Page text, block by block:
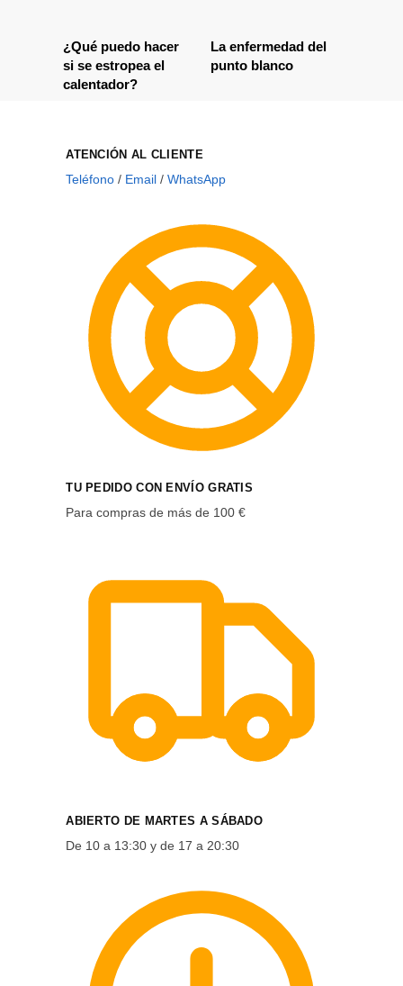
¿Qué puedo hacer
si se estropea el
calentador?
La enfermedad del
punto blanco
ATENCIÓN AL CLIENTE
Teléfono / Email /WhatsApp
TU PEDIDO CON ENVÍO GRATIS
Para compras de más de 100 €
ABIERTO DE MARTES A SÁBADO
De 10 a 13:30 y de 17 a 20:30